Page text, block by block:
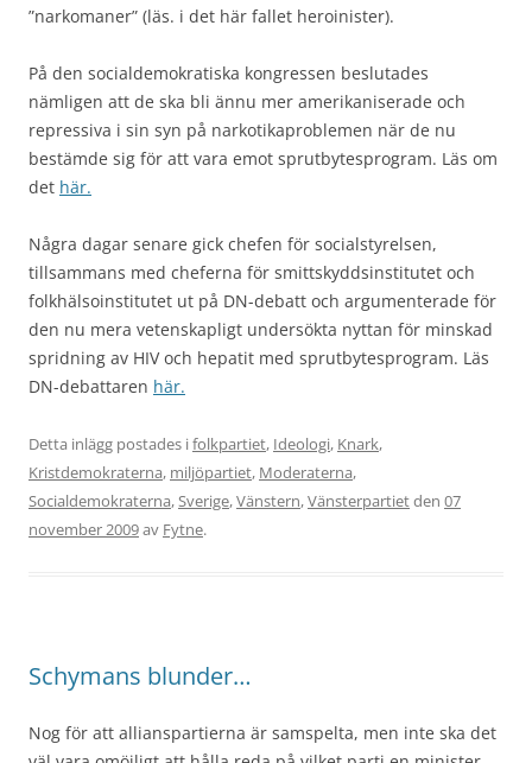
”narkomaner” (läs. i det här fallet heroinister).
På den socialdemokratiska kongressen beslutades
nämligen att de ska bli ännu mer amerikaniserade och
repressiva i sin syn på narkotikaproblemen när de nu
bestämde sig för att vara emot sprutbytesprogram. Läs om
det här.
Några dagar senare gick chefen för socialstyrelsen,
tillsammans med cheferna för smittskyddsinstitutet och
folkhälsoinstitutet ut på DN-debatt och argumenterade för
den nu mera vetenskapligt undersökta nyttan för minskad
spridning av HIV och hepatit med sprutbytesprogram. Läs
DN-debattaren här.
Detta inlägg postades ifolkpartiet, Ideologi, Knark,
Kristdemokraterna, miljöpartiet, Moderaterna,
Socialdemokraterna,Sverige,Vänstern,Vänsterpartietden 07
november 2009av Fytne.
Schymans blunder…
Nog för att allianspartierna är samspelta, men inte ska det